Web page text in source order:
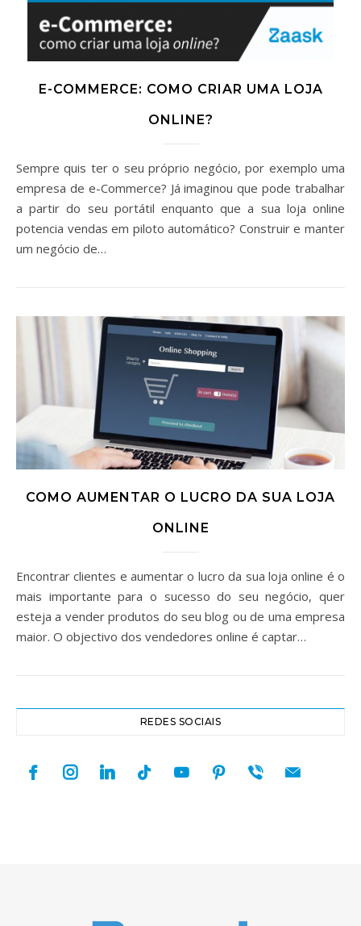
E-COMMERCE: COMO CRIAR UMA LOJA
ONLINE?
Sempre quis ter o seu próprio negócio, por exemplo uma
empresa de e-Commerce? Já imaginou que pode trabalhar
a partir do seu portátil enquanto que a sua loja online
potencia vendas em piloto automático? Construir e manter
um negócio de…
COMO AUMENTAR O LUCRO DA SUA LOJA
ONLINE
Encontrar clientes e aumentar o lucro da sua loja online é o
mais importante para o sucesso do seu negócio, quer
esteja a vender produtos do seu blog ou de uma empresa
maior. O objectivo dos vendedores online é captar…
REDES SOCIAIS
facebookinstagramlinkedintiktok youtubepinterest
viber mail